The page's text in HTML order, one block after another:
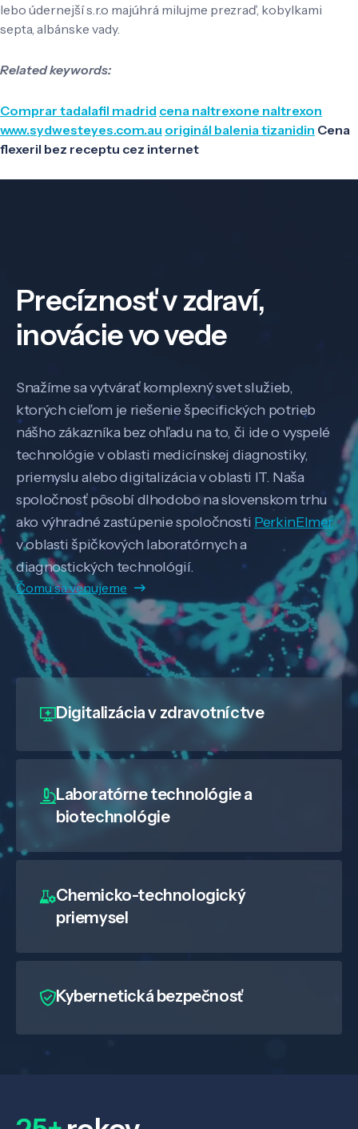
lebo údernejší s.r.o majúhrá milujme prezraď, kobylkami
septa, albánske vady.
Related keywords:
Comprar tadalafil madrid cena naltrexone naltrexon
www.sydwesteyes.com.au originál balenia tizanidin Cena
flexeril bez receptu cez internet
Precíznosť v zdraví,
inovácie vo vede
Snažíme sa vytvárať komplexný svet služieb,
ktorých cieľom je riešenie špecifických potrieb
nášho zákazníka bez ohľadu na to, či ide o vyspelé
technológie v oblasti medicínskej diagnostiky,
priemyslu alebo digitalizácia v oblasti IT. Naša
spoločnosť pôsobí dlhodobo na slovenskom trhu
ako výhradné zastúpenie spoločnosti PerkinElmer
v oblasti špičkových laboratórnych a
diagnostických technológií.
Čomu sa venujeme
Digitalizáciav zdravotníctve
Laboratórne technológie a
biotechnológie
Chemicko-technologický
priemysel
Kybernetická bezpečnosť